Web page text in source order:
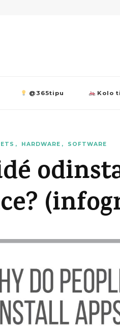
@365tipu Kolo
HARDWARE SOFTWARE